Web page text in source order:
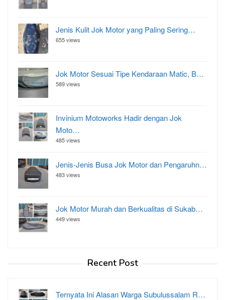
Jenis Kulit Jok Motor yang Paling Sering…
655 views
Jok Motor Sesuai Tipe Kendaraan Matic, B…
589 views
Invinium Motoworks Hadir dengan Jok
Moto…
485 views
Jenis-Jenis Busa Jok Motor dan Pengaruhn…
483 views
Jok Motor Murah dan Berkualitas di Sukab…
449 views
Recent Post
Ternyata Ini Alasan Warga Subulussalam R…